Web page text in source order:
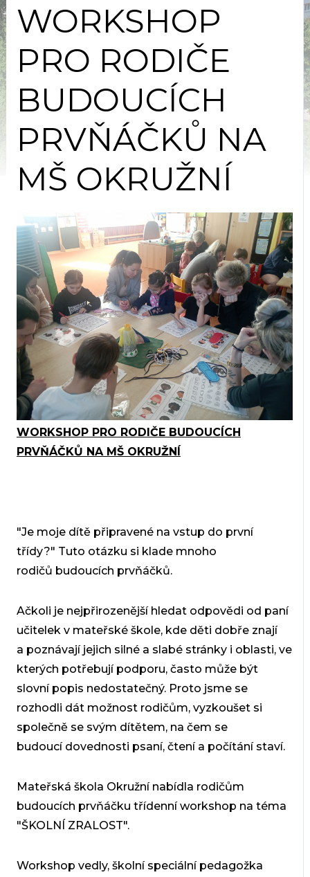
WORKSHOP
PRO RODIČE
BUDOUCÍCH
PRVŇÁČKŮ NA
MŠ OKRUŽNÍ
WORKSHOP PRO RODIČE BUDOUCÍCH
PRVŇÁČKŮ NA MŠ OKRUŽNÍ
"Je moje dítě připravené na vstup do první
třídy?" Tuto otázku si klade mnoho
rodičů budoucích prvňáčků.
Ačkoli je nejpřirozenější hledat odpovědi od paní
učitelek v mateřské škole, kde děti dobře znají
a poznávají jejich silné a slabé stránky i oblasti, ve
kterých potřebují podporu, často může být
slovní popis nedostatečný. Proto jsme se
rozhodli dát možnost rodičům, vyzkoušet si
společně se svým dítětem, na čem se
budoucí dovednosti psaní, čtení a počítání staví.
Mateřská škola Okružní nabídla rodičům
budoucích prvňáčku třídenní workshop na téma
"ŠKOLNÍ ZRALOST".
Workshop vedly, školní speciální pedagožka